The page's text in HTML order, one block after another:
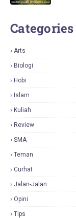
Categories
Arts
Biologi
Hobi
Islam
Kuliah
Review
SMA
Teman
Curhat
Jalan-Jalan
Opini
Tips